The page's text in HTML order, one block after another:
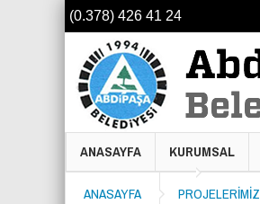
(0.378) 426 41 24
ANASAYFA KURUMSAL
ANASAYFA PROJELERİMİZ